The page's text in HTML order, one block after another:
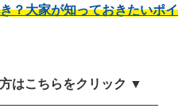
？大家が知っておきたいポイ
はこちらをクリック ▼